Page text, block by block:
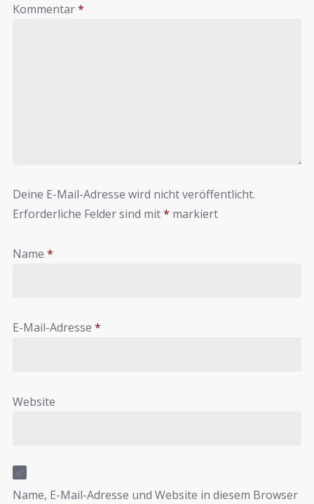
Kommentar*
Deine E-Mail-Adresse wird nicht veröffentlicht.
Erforderliche Felder sind mit* markiert
Name *
E-Mail-Adresse *
Website
Name, E-Mail-Adresse und Website in diesem Browser